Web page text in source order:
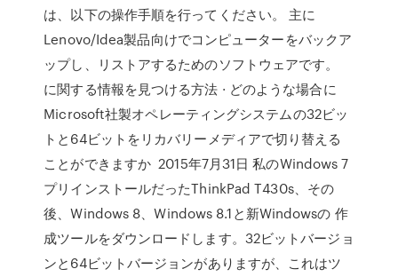
は、以下の操作手順を行ってください。 主に
Lenovo/Idea製品向けでコンピューターをバックア
ップし、リストアするためのソフトウェアです。
に関する情報を見つける方法 · どのような場合に
Microsoft社製オペレーティングシステムの32ビッ
トと64ビットをリカバリーメディアで切り替える
ことができますか 2015年7月31日 私のWindows 7
プリインストールだったThinkPad T430s、その
後、Windows 8、Windows 8.1と新Windowsの 作
成ツールをダウンロードします。32ビットバージョ
ンと64ビットバージョンがありますが、これはツ